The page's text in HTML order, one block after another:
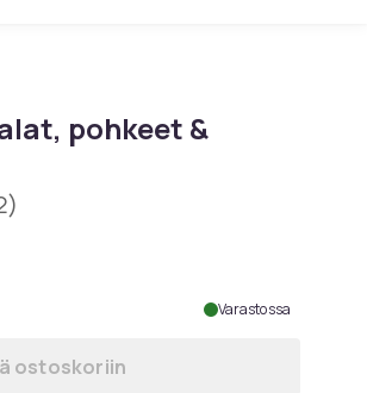
pohkeet &
Varastossa
Lisää Foot Massager – Jalat,
ostoskoriin